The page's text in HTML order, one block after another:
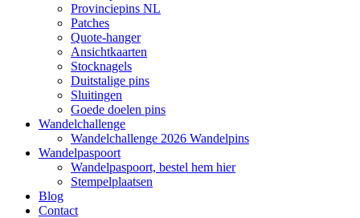
Provinciepins NL
Patches
Quote-hanger
Ansichtkaarten
Stocknagels
Duitstalige pins
Sluitingen
Goede doelen pins
Wandelchallenge
Wandelchallenge 2026 Wandelpins
Wandelpaspoort
Wandelpaspoort, bestel hem hier
Stempelplaatsen
Blog
Contact